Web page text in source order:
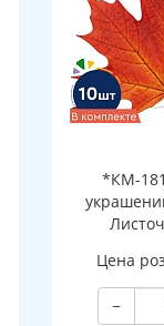
*КМ-
наборе,
Цена
−